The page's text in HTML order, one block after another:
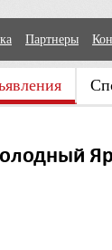
Партнеры